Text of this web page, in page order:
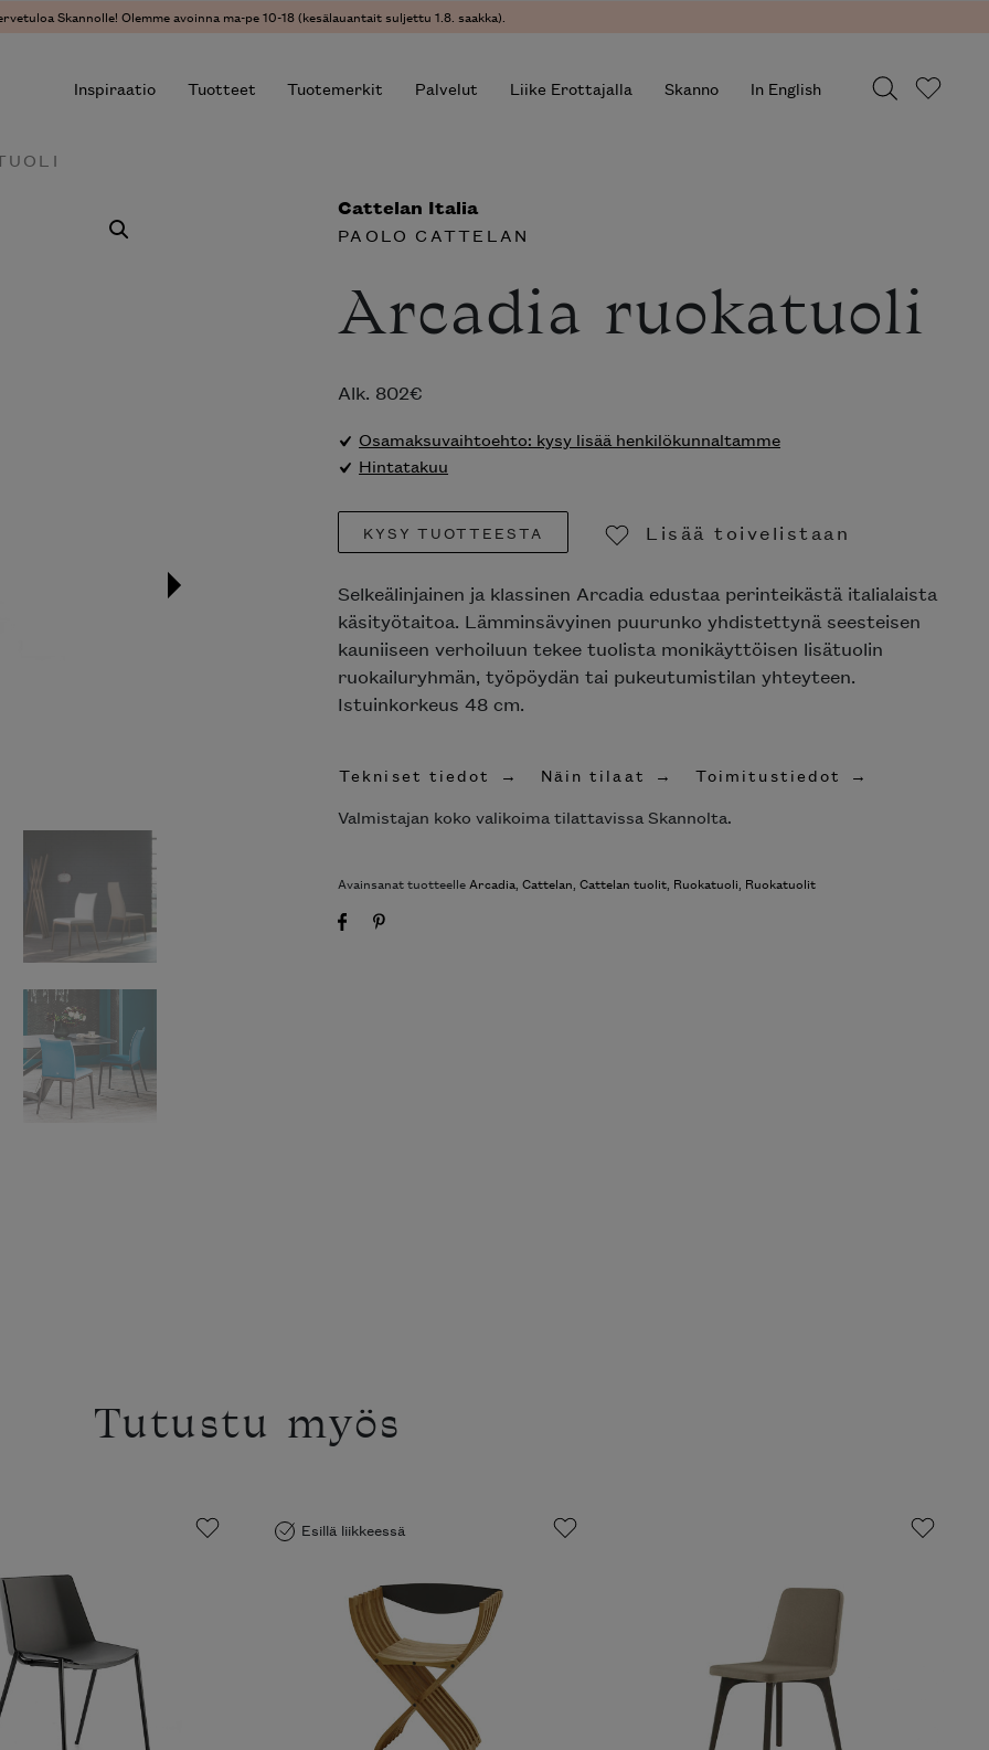
Skannolle! Olemme avoinna ma-pe 10-18 (kesälauantait suljettu 1.8. saakka).
Inspiraatio Tuotteet Tuotemerkit Palvelut Liike Erottajalla Skanno In English
Cattelan Italia
PAOLO CATTELAN
Arcadia ruokatuoli
Alk. 802€
Osamaksuvaihtoehto: kysy lisää henkilökunnaltamme
Hintatakuu
KYSY TUOTTEESTA
Lisää toivelistaan
Selkeälinjainen ja klassinen Arcadia edustaa perinteikästä italialaista
käsityötaitoa. Lämminsävyinen puurunko yhdistettynä seesteisen
kauniiseen verhoiluun tekee tuolista monikäyttöisen lisätuolin
ruokailuryhmän, työpöydän tai pukeutumistilan yhteyteen.
Istuinkorkeus 48 cm.
Tekniset tiedot Näin tilaat
Toimitustiedot
Valmistajan koko valikoima tilattavissa Skannolta.
Avainsanat tuotteelleArcadia,Cattelan,Cattelan tuolit, Ruokatuoli, Ruokatuolit
Tutustu myös
Esillä liikkeessä